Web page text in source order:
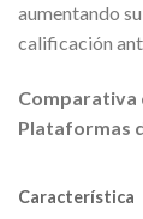
aumentando
calificación
Comparativa
Plataformas
Característica